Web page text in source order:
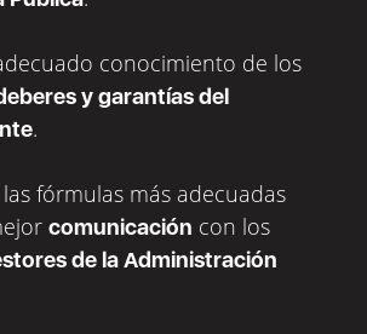
conocimiento de los
y garantías del
.
fórmulas más adecuadas
comunicación con los
de la Administración